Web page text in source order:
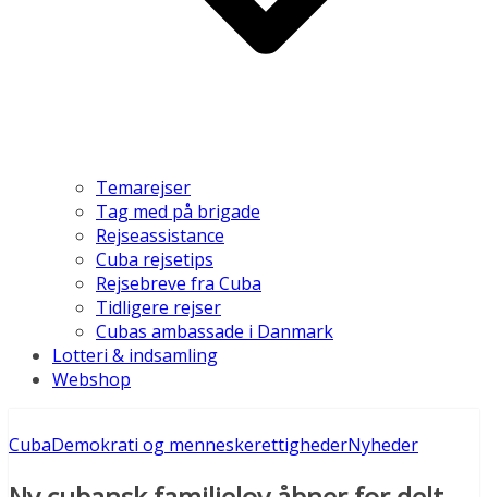
Temarejser
Tag med på brigade
Rejseassistance
Cuba rejsetips
Rejsebreve fra Cuba
Tidligere rejser
Cubas ambassade i Danmark
Lotteri & indsamling
Webshop
CubaDemokrati og menneskerettighederNyheder